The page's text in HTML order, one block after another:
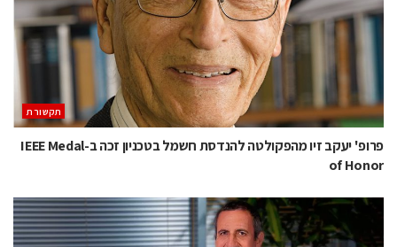
תקשורת
פרופ' יעקב זיו מהפקולטה להנדסת חשמל בטכניון זכה ב-IEEE Medal
of Honor